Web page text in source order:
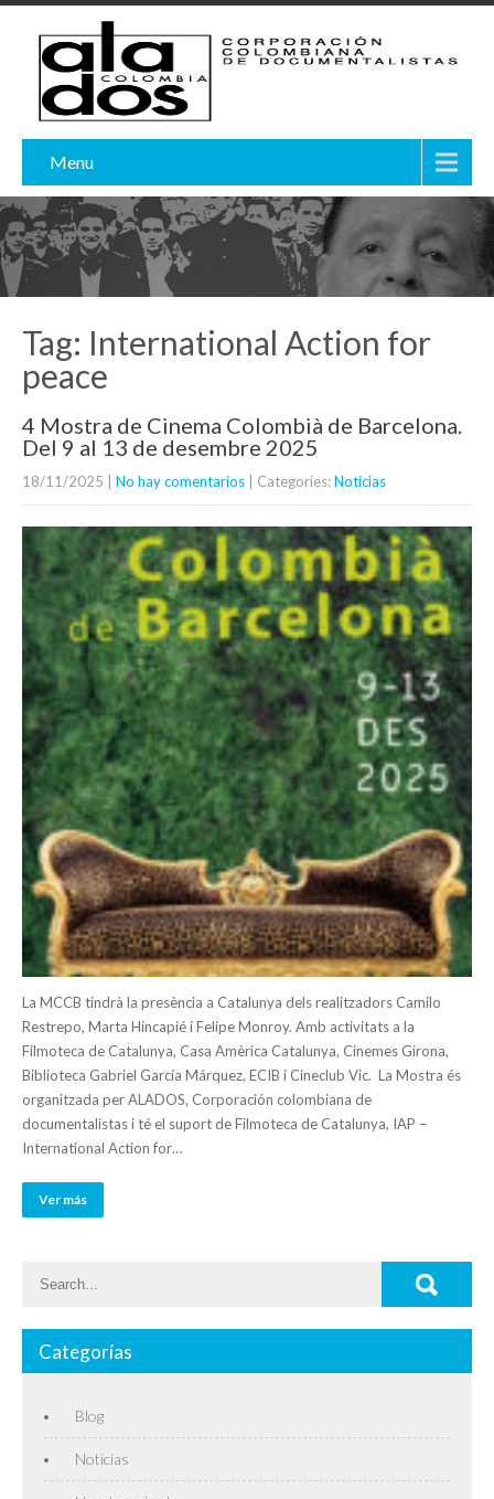
Menu
Tag: International Action for
peace
4 Mostra de Cinema Colombià de Barcelona.
Del 9 al 13 de desembre 2025
18/11/2025 | No hay comentarios | Categories:Noticias
La MCCB tindrà la presència a Catalunya dels realitzadors Camilo
Restrepo, Marta Hincapié i Felipe Monroy. Amb activitats a la
Filmoteca de Catalunya, Casa Amèrica Catalunya, Cinemes Girona,
Biblioteca Gabriel García Márquez, ECIB i Cineclub Vic. La Mostra és
organitzada per ALADOS, Corporación colombiana de
documentalistas i té el suport de Filmoteca de Catalunya, IAP –
International Action for…
Ver más
Categorías
Blog
Noticias